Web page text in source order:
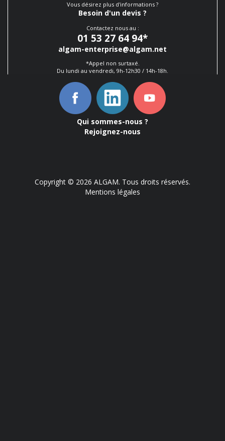
Vous désirez plus d'informations ?
Besoin d'un devis ?
Contactez nous au :
01 53 27 64 94*
algam-enterprise@algam.net
*Appel non surtaxé.
Du lundi au vendredi, 9h-12h30 / 14h-18h.
Qui sommes-nous ?
Rejoignez-nous
Copyright © 2026 ALGAM. Tous droits réservés.
Mentions légales